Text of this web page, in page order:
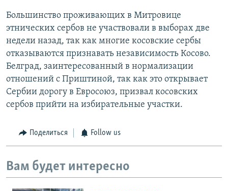
Большинство проживающих в Митровице
этнических сербов не участвовали в выборах две
недели назад, так как многие косовские сербы
отказываются признавать независимость Косово.
Белград, заинтересованный в нормализации
отношений с Приштиной, так как это открывает
Сербии дорогу в Евросоюз, призвал косовских
сербов прийти на избирательные участки.
Поделиться Follow us
Вам будет интересно